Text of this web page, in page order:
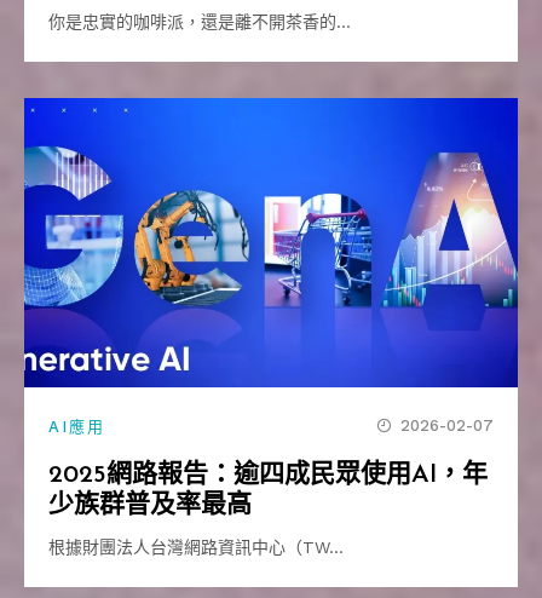
你是忠實的咖啡派，還是離不開茶香的…
AI應用 2026-02-07
2025網路報告：逾四成民眾使用AI，年
少族群普及率最高
根據財團法人台灣網路資訊中心（TW…